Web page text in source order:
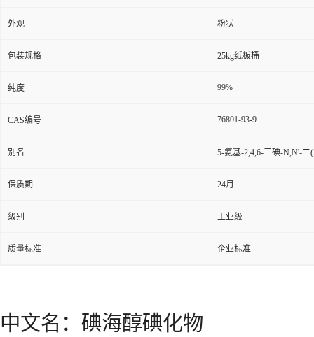
外观 粉状
包装规格 25kg纸板桶
纯度 99%
CAS编号 76801-93-9
别名 5-氨基-2,4,6-三碘-N,N'-
保质期 24月
级别 工业级
质量标准 企业标准
中文名：碘海醇碘化物